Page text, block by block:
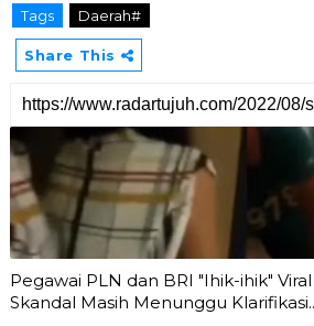
Tags Daerah#
Share This
Pegawai PLN dan BRI "Ihik-ihik"
Skandal Masih Menunggu Klarifikasi..